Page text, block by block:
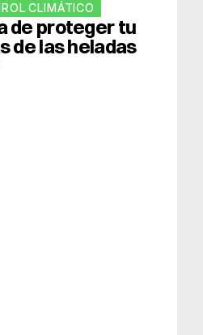
CLIMÁTICO
de proteger tu
de las heladas